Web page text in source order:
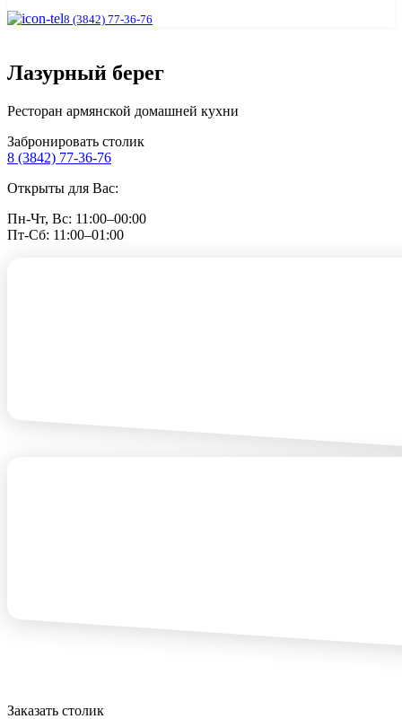
8 (3842) 77-36-76
Лазурный берег
Ресторан армянской домашней кухни
Забронировать столик
8 (3842) 77-36-76
Открыты для Вас:
Пн-Чт, Вс: 11:00–00:00
Пт-Сб: 11:00–01:00
Заказать столик